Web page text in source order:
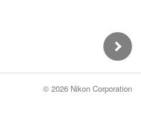
© 2026 Nikon Corporation